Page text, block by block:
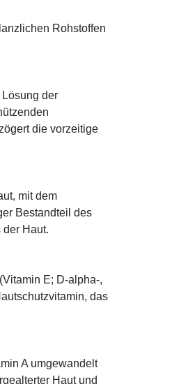
Rohstoffen
der
die vorzeitige
mit dem
Bestandteil des
Haut.
E; D-alpha-,
das
A umgewandelt
Haut und